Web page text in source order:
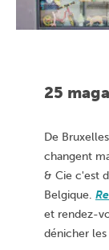
25
De
changent
& Cie c'est
Belgique.
et rendez-
dénicher